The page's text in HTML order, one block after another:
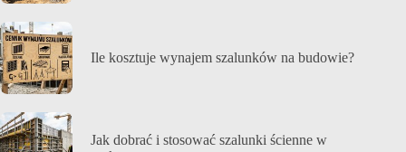
Ile kosztuje wynajem szalunków na budowie?
Jak dobrać i stosować szalunki ścienne w